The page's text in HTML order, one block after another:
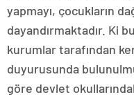
yapmayı, çocukların
dayandırmaktadır. Ki
kurumlar tarafından
duyurusunda
göre devlet